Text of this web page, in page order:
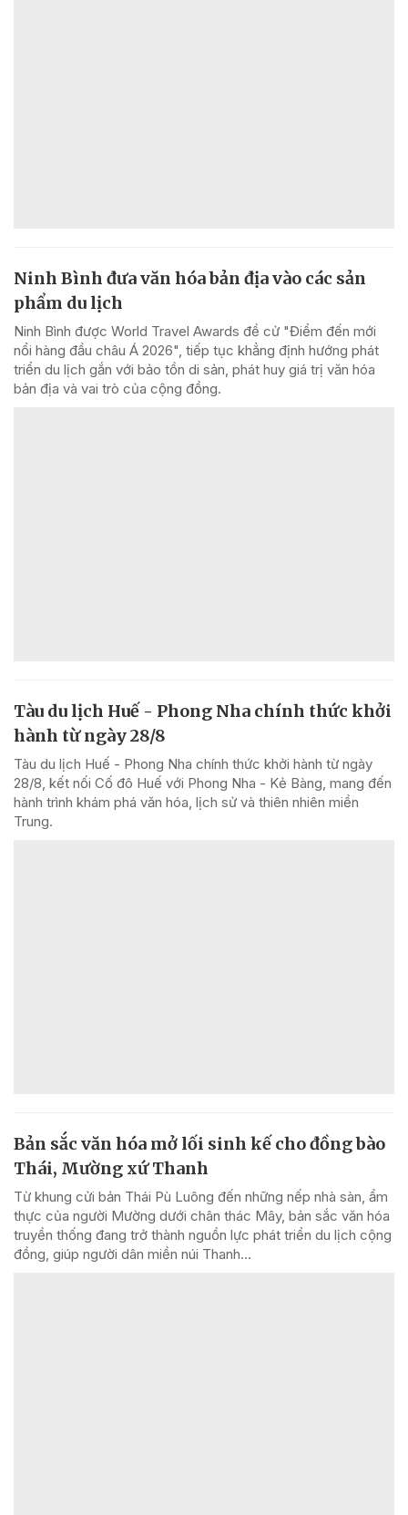
Ninh Bình đưa văn hóa bản địa vào các sản
phẩm du lịch
Ninh Bình được World Travel Awards đề cử "Điểm đến mới
nổi hàng đầu châu Á 2026", tiếp tục khẳng định hướng phát
triển du lịch gắn với bảo tồn di sản, phát huy giá trị văn hóa
bản địa và vai trò của cộng đồng.
Tàu du lịch Huế - Phong Nha chính thức khởi
hành từ ngày 28/8
Tàu du lịch Huế - Phong Nha chính thức khởi hành từ ngày
28/8, kết nối Cố đô Huế với Phong Nha - Kẻ Bàng, mang đến
hành trình khám phá văn hóa, lịch sử và thiên nhiên miền
Trung.
Bản sắc văn hóa mở lối sinh kế cho đồng bào
Thái, Mường xứ Thanh
Từ khung cửi bản Thái Pù Luông đến những nếp nhà sàn, ẩm
thực của người Mường dưới chân thác Mây, bản sắc văn hóa
truyền thống đang trở thành nguồn lực phát triển du lịch cộng
đồng, giúp người dân miền núi Thanh...